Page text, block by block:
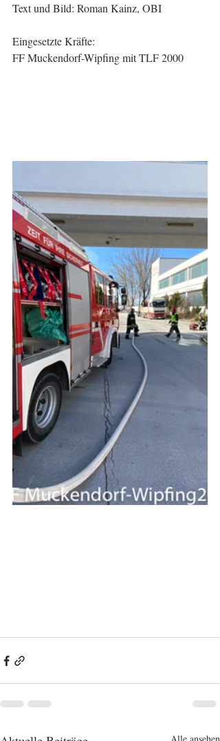
Text und Bild: Roman Kainz, OBI
Eingesetzte Kräfte:
FF Muckendorf-Wipfing mit TLF 2000